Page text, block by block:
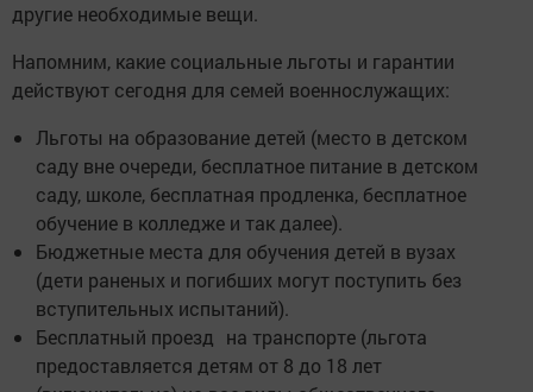
другие необходимые вещи.
Напомним, какие социальные льготы и гарантии
действуют сегодня для семей военнослужащих:
Льготы на образование детей (место в детском
саду вне очереди, бесплатное питание в детском
саду, школе, бесплатная продленка, бесплатное
обучение в колледже и так далее).
Бюджетные места для обучения детей в вузах
(дети раненых и погибших могут поступить без
вступительных испытаний).
Бесплатный проезд на транспорте (льгота
предоставляется детям от 8 до 18 лет